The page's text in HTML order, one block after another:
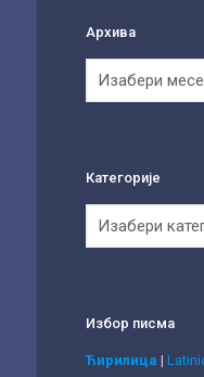
Архива
Категорије
Избор писма
Ћирилица |